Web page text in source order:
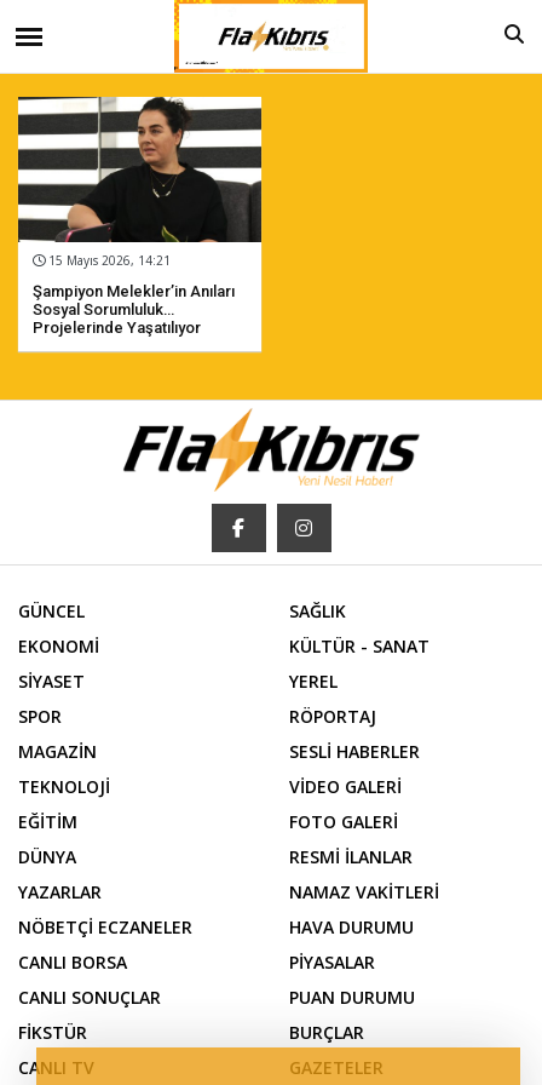
15 Mayıs 2026, 14:21
Şampiyon Melekler’in Anıları
Sosyal Sorumluluk
Projelerinde Yaşatılıyor
GÜNCEL
EKONOMİ
SİYASET
SPOR
MAGAZİN
TEKNOLOJİ
EĞİTİM
DÜNYA
SAĞLIK
KÜLTÜR - SANAT
YEREL
RÖPORTAJ
SESLİ HABERLER
VİDEO GALERİ
FOTO GALERİ
RESMİ İLANLAR
YAZARLAR
NÖBETÇİ ECZANELER
CANLI BORSA
CANLI SONUÇLAR
FİKSTÜR
CANLI TV
NAMAZ VAKİTLERİ
HAVA DURUMU
PİYASALAR
PUAN DURUMU
BURÇLAR
GAZETELER